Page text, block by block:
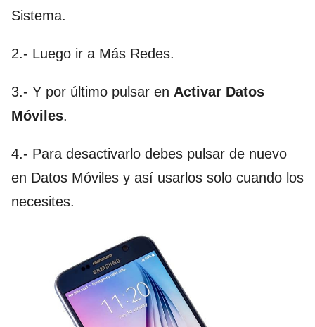
Sistema.
2.- Luego ir a Más Redes.
3.- Y por último pulsar en Activar Datos
Móviles.
4.- Para desactivarlo debes pulsar de nuevo
en Datos Móviles y así usarlos solo cuando los
necesites.